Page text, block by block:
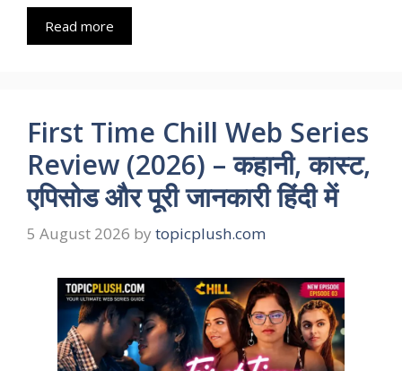
Read more
First Time Chill Web Series
Review (2026) – कहानी, कास्ट,
एपिसोड और पूरी जानकारी हिंदी में
5 August 2026 by topicplush.com